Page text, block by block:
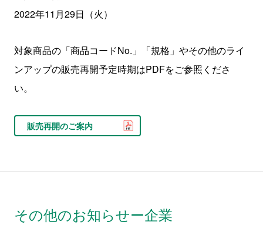
2022年11月29日（火）
対象商品の「商品コードNo.」「規格」やその他のライ
ンアップの販売再開予定時期はPDFをご参照くださ
い。
販売再開のご案内
その他のお知らせー企業